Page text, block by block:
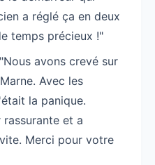
a réglé ça en deux
temps précieux !"
"Nous avons crevé sur
Avec les
la panique.
et a
Merci pour votre